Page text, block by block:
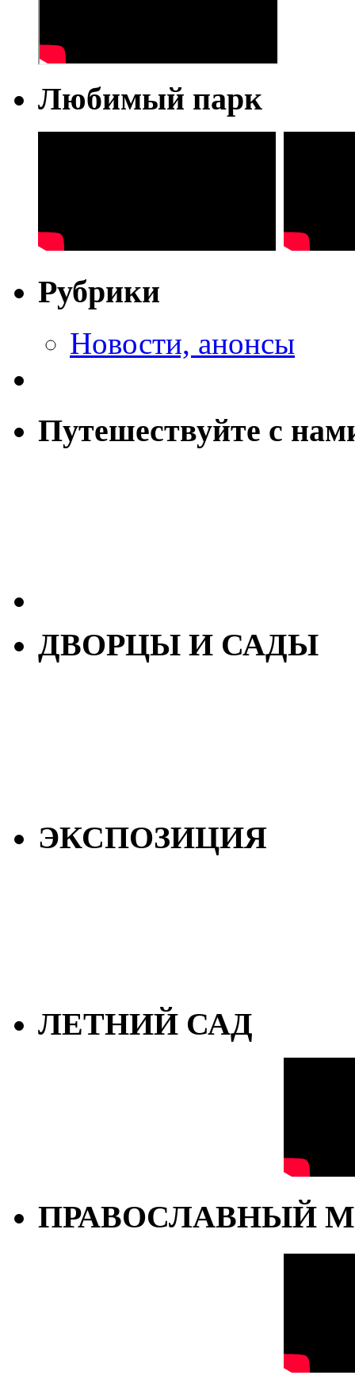
Любимый парк
Рубрики
Новости, анонсы
Путешествуйте с
ДВОРЦЫ И САДЫ
ЭКСПОЗИЦИЯ
ЛЕТНИЙ САД
ПРАВОСЛАВНЫЙ